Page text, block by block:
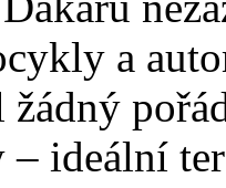
a
ideální